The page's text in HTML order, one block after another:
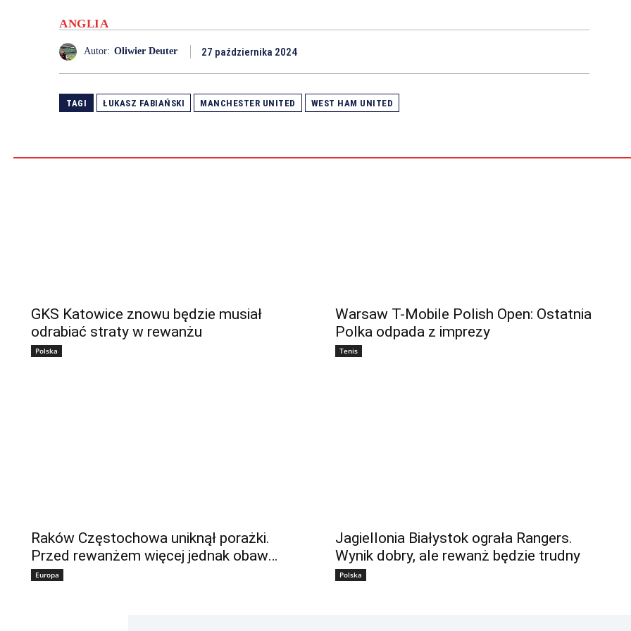
ANGLIA
Autor: Oliwier Deuter 27 października 2024
TAGI ŁUKASZ FABIAŃSKI MANCHESTER UNITED WEST HAM UNITED
GKS Katowice znowu będzie musiał
odrabiać straty w rewanżu
Polska
Warsaw T-Mobile Polish Open: Ostatnia
Polka odpada z imprezy
Tenis
Raków Częstochowa uniknął porażki.
Przed rewanżem więcej jednak obaw…
Europa
Jagiellonia Białystok ograła Rangers.
Wynik dobry, ale rewanż będzie trudny
Polska